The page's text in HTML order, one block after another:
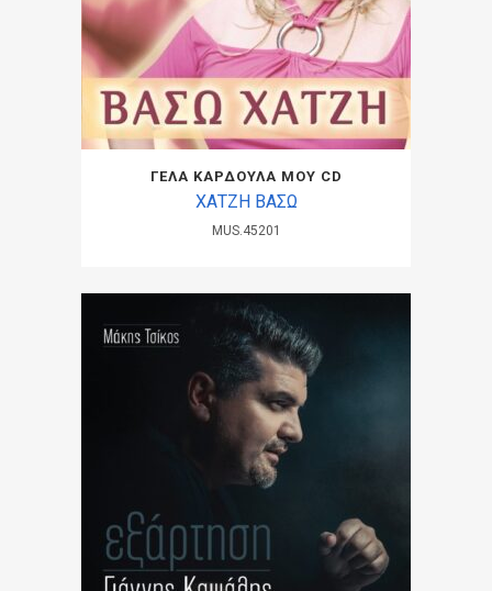
ΓΕΛΑ ΚΑΡΔΟΥΛΑ ΜΟΥ CD
ΧΑΤΖΗ ΒΑΣΩ
MUS.45201